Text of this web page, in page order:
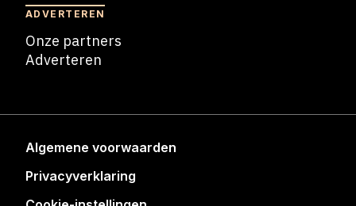
ADVERTEREN
Onze partners
Adverteren
Algemene voorwaarden
Privacyverklaring